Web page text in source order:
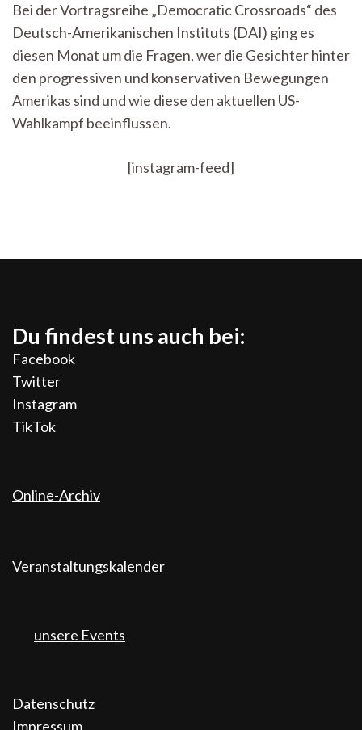
Scheideweg:
zwischen
Progressiven
und
Konservativen
Bei der Vortragsreihe „Democratic Crossroads“ des
Deutsch-Amerikanischen Instituts (DAI) ging es
diesen Monat um die Fragen, wer die Gesichter hinter
den progressiven und konservativen Bewegungen
Amerikas sind und wie diese den aktuellen US-
Wahlkampf beeinflussen.
[instagram-feed]
Du findest uns auch bei:
Facebook
Twitter
Instagram
TikTok
Online-Archiv
Veranstaltungskalender
unsere Events
Datenschutz
Impressum